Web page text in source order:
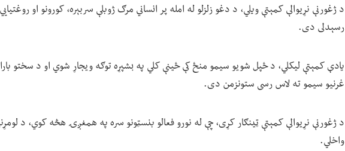
د ژغورنې نړیوالې کمېتې ویلي، د دغو زلزلو له امله پر انساني مرګ ژوبلې سربېره، کورونو او
رسېدلی دی.
یادې کمېتې لیکلي، د ځپل شویو سیمو منځ کې ځینې کلي په بشپړه توګه ویجاړ شوي او د سختو
غرنیو سیمو ته لاس رسی ستونزمن دی.
د ژغورنې نړیوالې کمېتې ټينګار کړی، چې له نورو فعالو بنسټونو سره په همغږۍ هڅه کوي، د
واخلي.